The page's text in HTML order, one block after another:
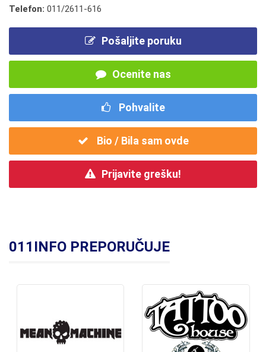
Telefon: 011/2611-616
Pošaljite poruku
Ocenite nas
Pohvalite
Bio / Bila sam ovde
Prijavite grešku!
011INFO PREPORUČUJE